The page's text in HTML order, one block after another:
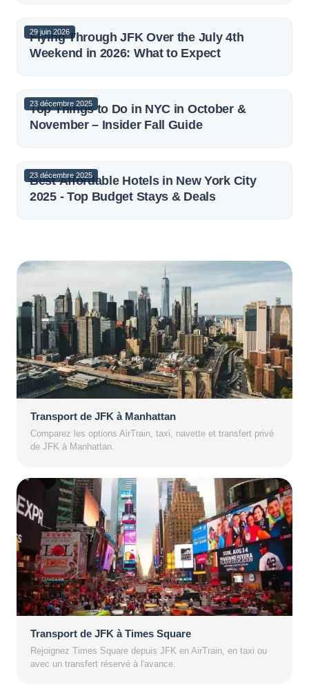
29 juin 2026
Flying Through JFK Over the July 4th
Weekend in 2026: What to Expect
23 décembre 2025
Top Things to Do in NYC in October &
November – Insider Fall Guide
23 décembre 2025
Best Affordable Hotels in New York City
2025 - Top Budget Stays & Deals
Transport de JFK à Manhattan
Comparez les options AirTrain, taxi, navette et transfert privé
de JFK à Manhattan.
Transport de JFK à Times Square
Rejoignez Times Square depuis JFK en AirTrain, en taxi ou
avec un transfert réservé à l'avance.